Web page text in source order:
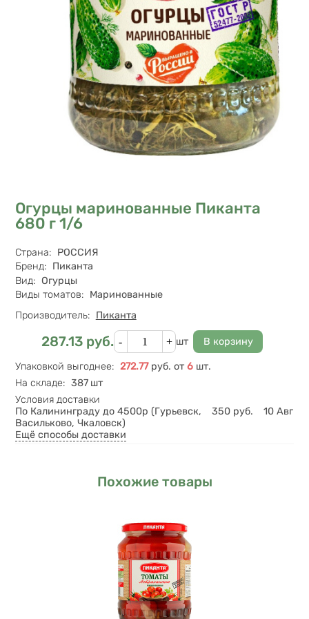
Огурцы маринованные Пиканта
680 г 1/6
Характеристики
Страна: РОССИЯ
Бренд: Пиканта
Вид: Огурцы
Виды томатов: Маринованные
Производитель: Пиканта
Цена
287.13 руб.Кол-во шт
Упаковкой выгоднее: 272.77 руб. от 6 шт.
На складе: 387 шт
Условия доставки
По Калининграду до 4500р (Гурьевск,
Васильково, Чкаловск)
350 руб.
10 Авг
Ещё способы доставки
Похожие товары